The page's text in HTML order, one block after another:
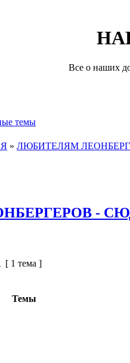
Все о наших
темы
» ЛЮБИТЕЛЯМ
-
[ 1 тема ]
Темы